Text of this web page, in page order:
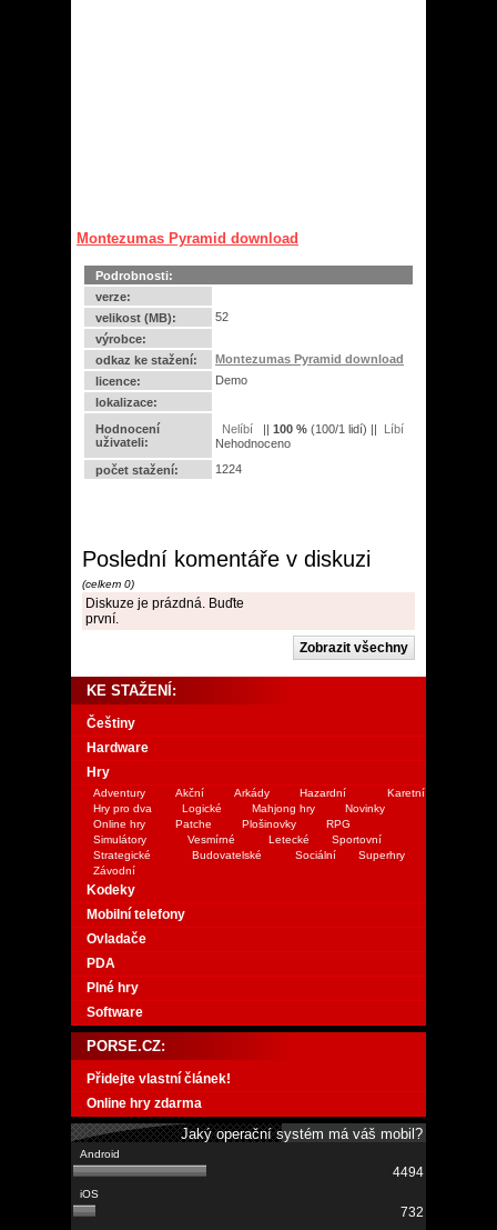
Montezumas Pyramid download
Podrobnosti:
verze:
velikost (MB):
52
výrobce:
odkaz ke stažení:
Montezumas Pyramid download
licence:
Demo
lokalizace:
Hodnocení
uživateli:
|| 100 % (100/1 lidí) ||
Nehodnoceno
počet stažení:
1224
Poslední komentáře v diskuzi
(celkem 0)
Diskuze je prázdná. Buďte
první.
KE STAŽENÍ:
Češtiny
Hardware
Hry
Adventury Akční Arkády Hazardní
Karetní
Hry pro dva
Logické Mahjong hry
Novinky
Online hry
Patche Plošinovky
RPG
Simulátory
Vesmírné Letecké
Sportovní
Strategické
Budovatelské Sociální
Superhry
Závodní
Kodeky
Mobilní telefony
Ovladače
PDA
Plné hry
Software
PORSE.CZ:
Přidejte vlastní článek!
Online hry zdarma
Jaký operační systém má váš mobil?
4494
732